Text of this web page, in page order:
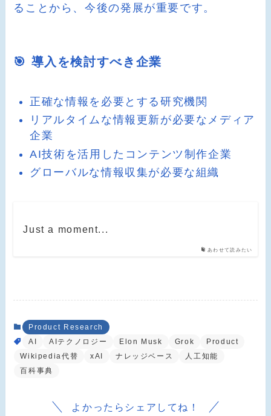
ることから、今後の発展が重要です。
🎯 導入を検討すべき企業
正確な情報を必要とする研究機関
リアルタイムな情報更新が必要なメディア
企業
AI技術を活用したコンテンツ制作企業
グローバルな情報収集が必要な組織
あわせて読みたい
Just a moment...
Product Research
AI
AIテクノロジー Elon Musk Grok
Product
Wikipedia代替
xAI ナレッジベース
人工知能
百科事典
よかったらシェアしてね！